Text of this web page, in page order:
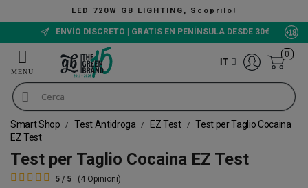
LED 720W GB LIGHTING, Scoprilo!
ENVÍO DISCRETO | GRATIS EN PENÍNSULA DESDE 30€
IT
0
Smart Shop Test Antidroga EZ Test
Test per Taglio Cocaina
EZ Test
Test per Taglio Cocaina EZ Test
5 / 5 (4 Opinioni)